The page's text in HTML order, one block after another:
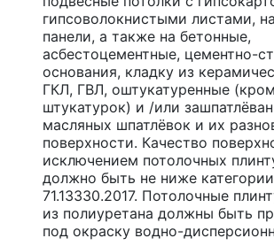
гипсоволокнистыми листами,
панели, а также на бетонные,
асбестоцементные, цементно-
основания, кладку из
ГКЛ, ГВЛ, оштукатуренные
штукатурок) и /или
масляных шпатлёвок и их
поверхности. Качество
исключением потолочных
должно быть не ниже
71.13330.2017. Потолочные
из полиуретана должны быть
под окраску водно-